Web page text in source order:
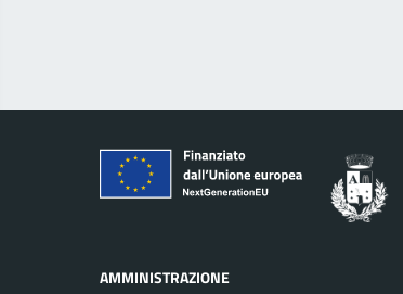
AMMINISTRAZIONE